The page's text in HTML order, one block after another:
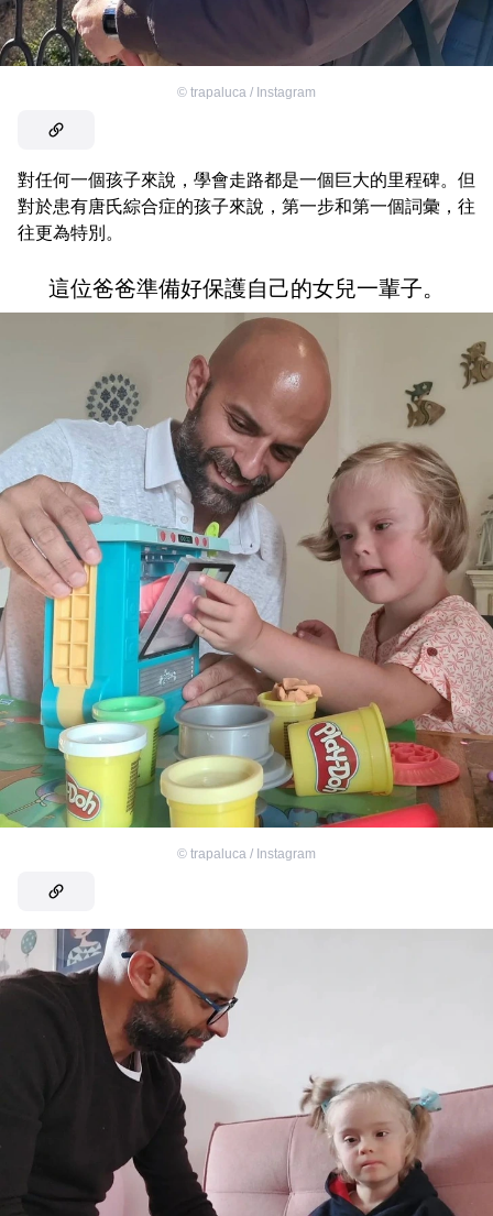
© trapaluca / Instagram
對任何一個孩子來說，學會走路都是一個巨大的里程碑。但
對於患有唐氏綜合症的孩子來說，第一步和第一個詞彙，往
往更為特別。
這位爸爸準備好保護自己的女兒一輩子。
© trapaluca / Instagram